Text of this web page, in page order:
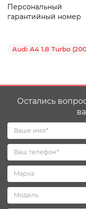
Персональный
гарантийный номер
Audi A4 1.8 Turbo
Остались